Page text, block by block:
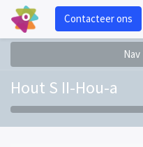
Contacteer ons
Nav
Hout S II-Hou-a